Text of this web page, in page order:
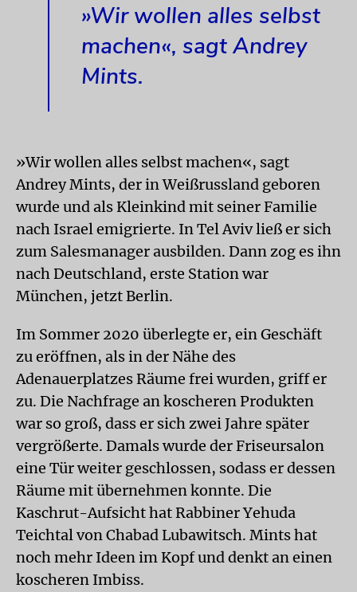
»Wir wollen alles selbst
machen«, sagt Andrey
Mints.
»Wir wollen alles selbst machen«, sagt
Andrey Mints, der in Weißrussland geboren
wurde und als Kleinkind mit seiner Familie
nach Israel emigrierte. In Tel Aviv ließ er sich
zum Salesmanager ausbilden. Dann zog es ihn
nach Deutschland, erste Station war
München, jetzt Berlin.
Im Sommer 2020 überlegte er, ein Geschäft
zu eröffnen, als in der Nähe des
Adenauerplatzes Räume frei wurden, griff er
zu. Die Nachfrage an koscheren Produkten
war so groß, dass er sich zwei Jahre später
vergrößerte. Damals wurde der Friseur­salon
eine Tür weiter geschlossen, sodass er dessen
Räume mit übernehmen konnte. Die
Kaschrut-Aufsicht hat Rabbiner Yehuda
Teichtal von Chabad Lubawitsch. Mints hat
noch mehr Ideen im Kopf und denkt an einen
koscheren Imbiss.